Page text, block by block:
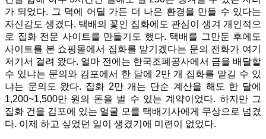
가 되었다. 그 덕에 어딜 가든 더 나은 환경을 만들 수 있다는
자신감도 생겼다. 택배의 꽃인 집화에도 관심이 생겨 개인적으
로 집화 전문 사이트를 만들기도 했다. 택배를 그만둔 후에도
사이트를 본 쇼핑몰에서 집화를 맡기겠다는 문의 전화가 여기
저기서 걸려 왔다. 얼마 전에는 한국조폐공사에서 금을 배달할
수 있냐는 문의와 김포에서 한 달에 2만 개 집화를 맡길 수 있
냐는 문의도 왔다. 집화 2만 개는 단순 계산을 해도 한 달에
1,200~1,500만 원의 돈을 벌 수 있는 계약이었다. 하지만 그
집화 건을 김포에 있는 얼굴 모를 택배기사에게 무상으로 넘겼
다. 이제 하고 싶었던 일이 생겼기에 미련이 없었다.